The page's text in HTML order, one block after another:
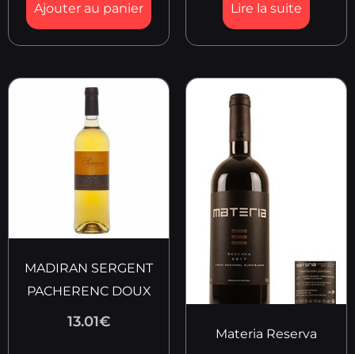
Ajouter au panier Lire la suite
MADIRAN SERGENT
PACHERENC DOUX
13.01€
Materia Reserva